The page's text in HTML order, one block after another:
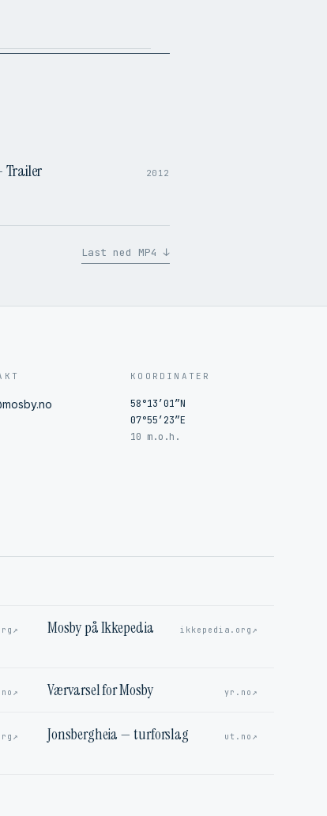
Trailer 2012
Last ned MP4 ↓
KOORDINATER
58°13′01″N
07°55′23″E
10 m.o.h.
↗ Mosby på Ikkepedia ikkepedia.org ↗
↗ Værvarsel for Mosby yr.no ↗
↗ Jonsbergheia — turforslag ut.no ↗